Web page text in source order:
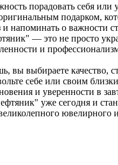
порадовать себя или
подарком,
и напоминать о важности
— это не просто
и
вы выбираете качество,
себе или своим
и уверенности в
уже сегодня и
ювелирного